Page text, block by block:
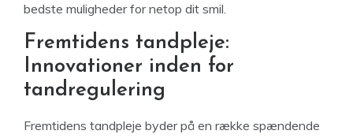
bedste muligheder for netop dit smil.
Fremtidens tandpleje:
Innovationer inden for
tandregulering
Fremtidens tandpleje byder på en række spændende